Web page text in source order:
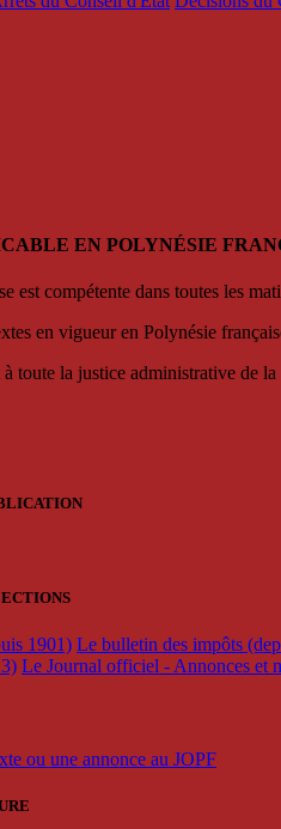
EN POLYNÉSIE
est compétente dans toutes les
en vigueur en Polynésie
toute la justice administrative de
1901) Le bulletin des impôts
Le Journal officiel - Annonces et
ou une annonce au JOPF